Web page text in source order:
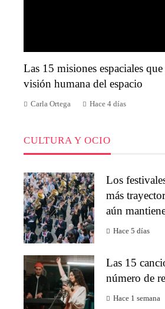
Las 15 misiones espaciales
visión humana del espacio
Carla Ortega Hace 4 días
CULTURA Y OCIO
Los
más
aún
Hace 5 días
Las 15
número de
Hace 1 semana